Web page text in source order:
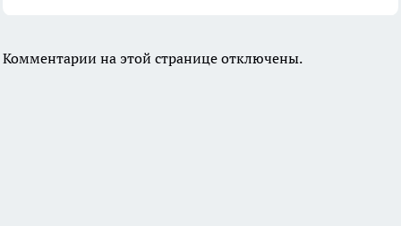
Комментарии на этой странице отключены.